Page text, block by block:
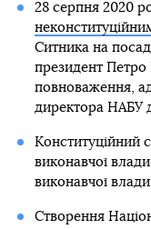
28 серпня 2020
Ситника на
президент
повноваження,
директора НАБУ
Конституційний
виконавчої
виконавчої влади
Створення